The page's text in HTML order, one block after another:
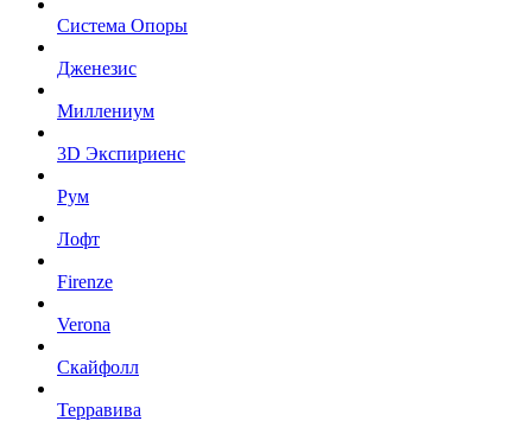
Система Опоры
Дженезис
Миллениум
3D Экспириенс
Рум
Лофт
Firenze
Verona
Скайфолл
Терравива